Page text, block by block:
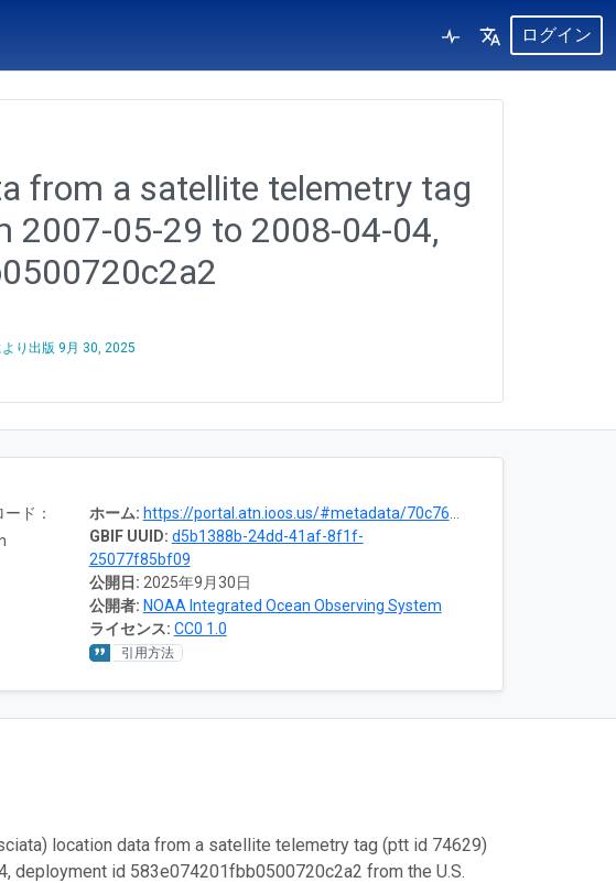
ログイン
from a satellite telemetry tag
2007-05-29 to 2008-04-04,
より出版 9月 30, 2025
ホーム: https://portal.atn.ioos.us/#metadata/70c76508-b252-4c3d-9f27-e4cba9300537/project
GBIF UUID: d5b1388b-24dd-41af-8f1f-
25077f85bf09
公開日: 2025年9月30日
公開者: NOAA Integrated Ocean Observing System
ライセンス: CC0 1.0
引用方法
ド：
location data from a satellite telemetry tag (ptt id 74629)
id 583e074201fbb0500720c2a2 from the U.S.